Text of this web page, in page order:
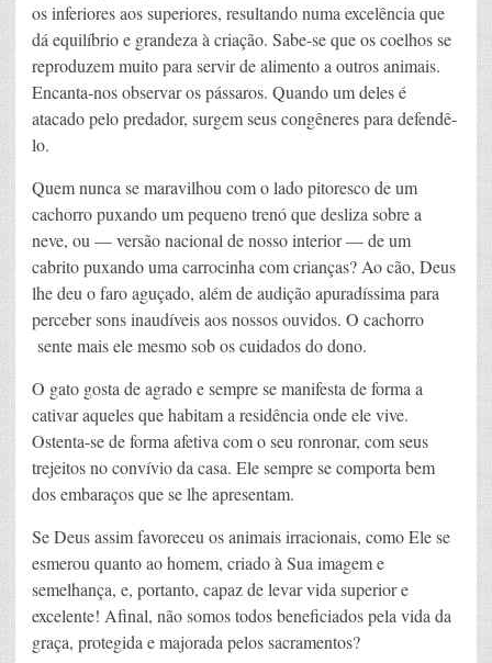
os inferiores aos superiores, resultando numa excelência que
dá equilíbrio e grandeza à criação. Sabe-se que os coelhos se
reproduzem muito para servir de alimento a outros animais.
Encanta-nos observar os pássaros. Quando um deles é
atacado pelo predador, surgem seus congêneres para defendê-
lo.
Quem nunca se maravilhou com o lado pitoresco de um
cachorro puxando um pequeno trenó que desliza sobre a
neve, ou — versão nacional de nosso interior — de um
cabrito puxando uma carrocinha com crianças? Ao cão, Deus
lhe deu o faro aguçado, além de audição apuradíssima para
perceber sons inaudíveis aos nossos ouvidos. O cachorro
sente mais ele mesmo sob os cuidados do dono.
O gato gosta de agrado e sempre se manifesta de forma a
cativar aqueles que habitam a residência onde ele vive.
Ostenta-se de forma afetiva com o seu ronronar, com seus
trejeitos no convívio da casa. Ele sempre se comporta bem
dos embaraços que se lhe apresentam.
Se Deus assim favoreceu os animais irracionais, como Ele se
esmerou quanto ao homem, criado à Sua imagem e
semelhança, e, portanto, capaz de levar vida superior e
excelente! Afinal, não somos todos beneficiados pela vida da
graça, protegida e majorada pelos sacramentos?